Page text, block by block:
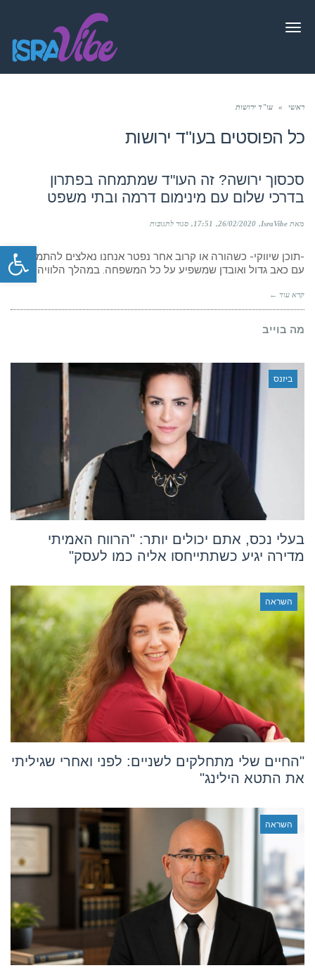
תפריט
ראשי » עו"ד ירושות
כל הפוסטים בעו"ד ירושות
סכסוך ירושה? זה העו"ד שמתמחה בפתרון
בדרכי שלום עם מינימום דרמה ובתי משפט
מאת IsraVibe 26/02/2020
17:51 סגור לתגובות
זה
העו"ד
שלום
-תוכן שיווקי- כשהורה או קרוב אחר נפטר אנחנו נאלצים להתמודד
עם כאב גדול ואובדן שמשפיע על כל המשפחה. במהלך הלוויה
קרא עוד ←
מה בוייב
ביזנס
בעלי נכס, אתם יכולים יותר: "הרווח האמיתי
מדירה יגיע כשתתייחסו אליה כמו לעסק"
השראה
"החיים שלי מתחלקים לשניים: לפני ואחרי שגיליתי
את התטא הילינג"
השראה
פתח